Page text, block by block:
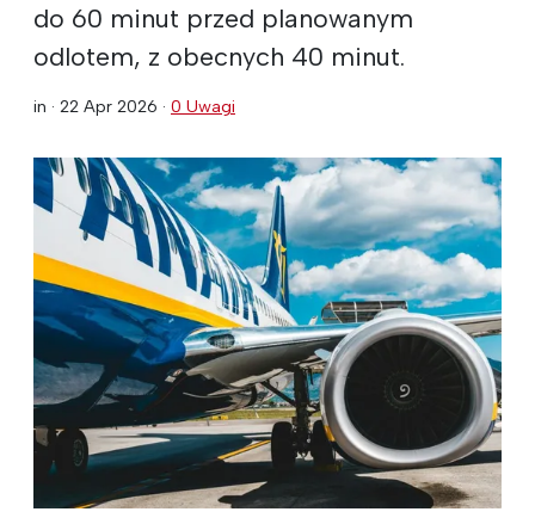
do 60 minut przed planowanym
odlotem, z obecnych 40 minut.
in · 22 Apr 2026 · 0 Uwagi